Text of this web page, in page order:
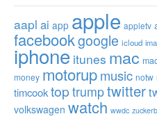
aapl ai app apple appletv
facebookgoogle icloud
iphone itunes mac
money motorupmusic notw
timcooktop trumptwitter
volkswagen watch wwdc